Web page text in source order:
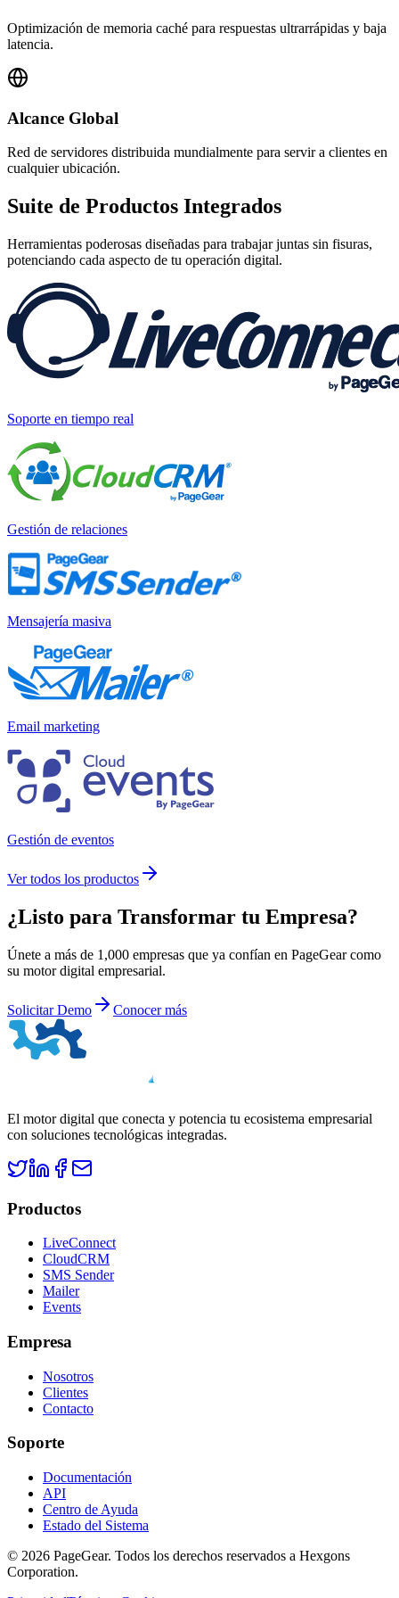
Optimización de memoria caché para respuestas ultrarrápidas y baja
latencia.
Alcance Global
Red de servidores distribuida mundialmente para servir a clientes en
cualquier ubicación.
Suite de Productos Integrados
Herramientas poderosas diseñadas para trabajar juntas sin fisuras,
potenciando cada aspecto de tu operación digital.
Soporte en tiempo real
Gestión de relaciones
Mensajería masiva
Email marketing
Gestión de eventos
Ver todos los productos
¿Listo para Transformar tu Empresa?
Únete a más de 1,000 empresas que ya confían en PageGear como
su motor digital empresarial.
Solicitar Demo Conocer más
El motor digital que conecta y potencia tu ecosistema empresarial
con soluciones tecnológicas integradas.
Productos
LiveConnect
CloudCRM
SMS Sender
Mailer
Events
Empresa
Nosotros
Clientes
Contacto
Soporte
Documentación
API
Centro de Ayuda
Estado del Sistema
© 2026 PageGear. Todos los derechos reservados a Hexgons
Corporation.